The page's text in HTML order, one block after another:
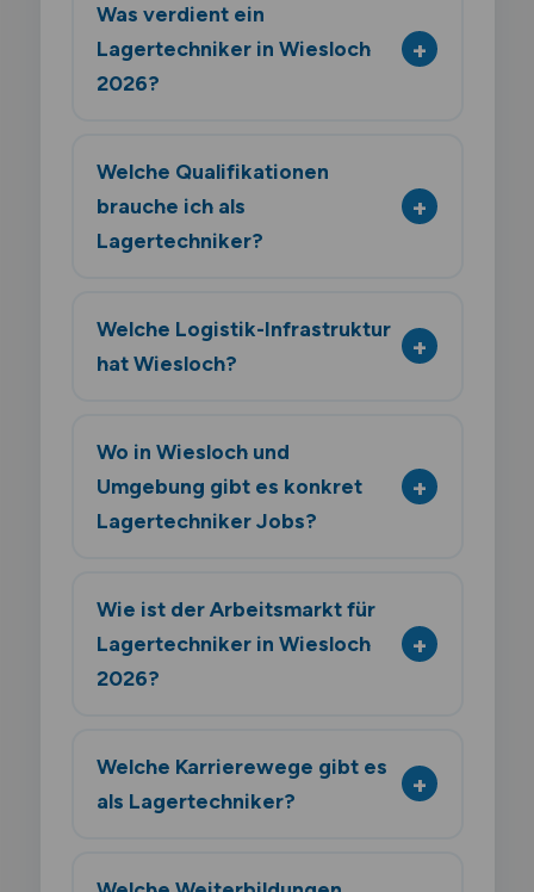
Was verdient ein
Lagertechniker in Wiesloch
2026?
Welche Qualifikationen
brauche ich als
Lagertechniker?
Welche Logistik-Infrastruktur
hat Wiesloch?
Wo in Wiesloch und
Umgebung gibt es konkret
Lagertechniker Jobs?
Wie ist der Arbeitsmarkt für
Lagertechniker in Wiesloch
2026?
Welche Karrierewege gibt es
als Lagertechniker?